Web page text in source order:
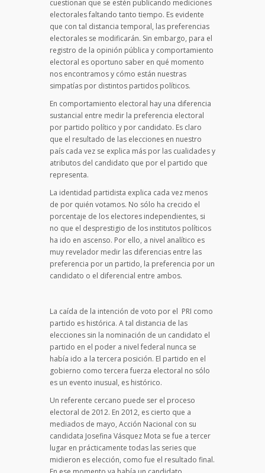
cuestionan que se estén publicando mediciones
electorales faltando tanto tiempo. Es evidente
que con tal distancia temporal, las preferencias
electorales se modificarán. Sin embargo, para el
registro de la opinión pública y comportamiento
electoral es oportuno saber en qué momento
nos encontramos y cómo están nuestras
simpatías por distintos partidos políticos.
En comportamiento electoral hay una diferencia
sustancial entre medir la preferencia electoral
por partido político y por candidato. Es claro
que el resultado de las elecciones en nuestro
país cada vez se explica más por las cualidades y
atributos del candidato que por el partido que
representa.
La identidad partidista explica cada vez menos
de por quién votamos. No sólo ha crecido el
porcentaje de los electores independientes, si
no que el desprestigio de los institutos políticos
ha ido en ascenso. Por ello, a nivel analítico es
muy revelador medir las diferencias entre las
preferencia por un partido, la preferencia por un
candidato o el diferencial entre ambos.
La caída de la intención de voto por el PRI como
partido es histórica. A tal distancia de las
elecciones sin la nominación de un candidato el
partido en el poder a nivel federal nunca se
había ido a la tercera posición. El partido en el
gobierno como tercera fuerza electoral no sólo
es un evento inusual, es histórico.
Un referente cercano puede ser el proceso
electoral de 2012. En 2012, es cierto que a
mediados de mayo, Acción Nacional con su
candidata Josefina Vásquez Mota se fue a tercer
lugar en prácticamente todas las series que
midieron es elección, como fue el resultado final.